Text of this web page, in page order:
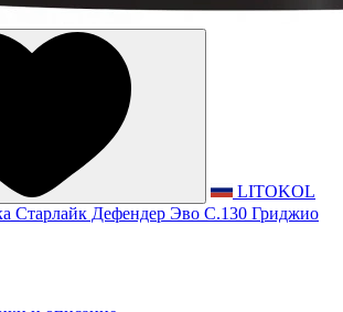
LITOKOL
Старлайк Дефендер Эво С.130 Гриджио